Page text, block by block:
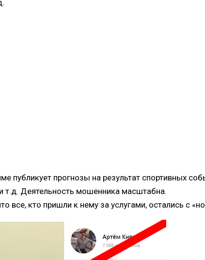
публикует прогнозы на результат спортивных
т.д. Деятельность мошенника масштабна.
кто пришли к нему за услугами, остались с